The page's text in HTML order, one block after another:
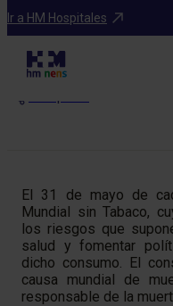
Ir a HM Hospitales
Blog
Si tú
El 31 de mayo de
Mundial sin Tabaco,
los riesgos que
salud y fomentar
dicho consumo. El
causa mundial de
responsable de la